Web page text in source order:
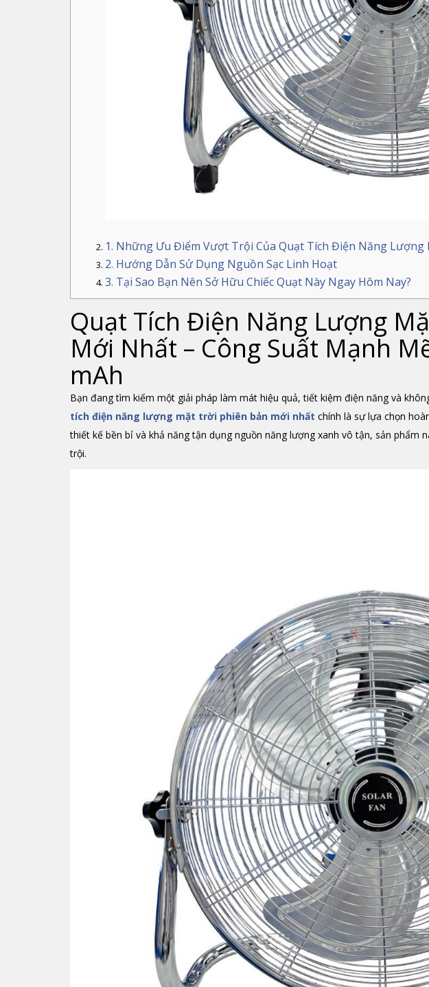
1. Những Ưu Điểm Vượt Trội Của Quạt Tích Điện Năng Lượng
2. Hướng Dẫn Sử Dụng Nguồn Sạc Linh Hoạt
3. Tại Sao Bạn Nên Sở Hữu Chiếc Quạt Này Ngay Hôm Nay?
Quạt Tích Điện Năng Lượng
Mới Nhất – Công Suất Mạnh
mAh
Bạn đang tìm kiếm một giải pháp làm mát hiệu quả, tiết kiệm điện năng và
tích điện năng lượng mặt trời phiên bản mới nhất chính là sự lựa chọn
thiết kế bền bỉ và khả năng tận dụng nguồn năng lượng xanh vô tận, sản phẩm
trội.